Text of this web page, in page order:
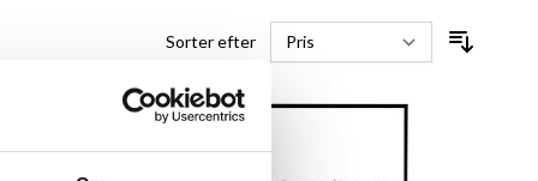
Sorter efter